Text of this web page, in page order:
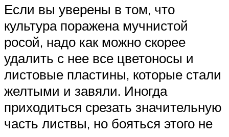
Если вы уверены в том, что
культура поражена мучнистой
росой, надо как можно скорее
удалить с нее все цветоносы и
листовые пластины, которые стали
желтыми и завяли. Иногда
приходиться срезать значительную
часть листвы, но бояться этого не